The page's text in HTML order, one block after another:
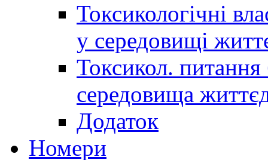
Токсикологічні
у середовищі
Токсикол. питання
середовища
Додаток
Номери